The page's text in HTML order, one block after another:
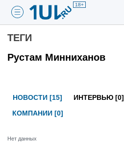
18+
ТЕГИ
Рустам Минниханов
НОВОСТИ [15] ИНТЕРВЬЮ [0]
КОМПАНИИ [0]
Нет данных